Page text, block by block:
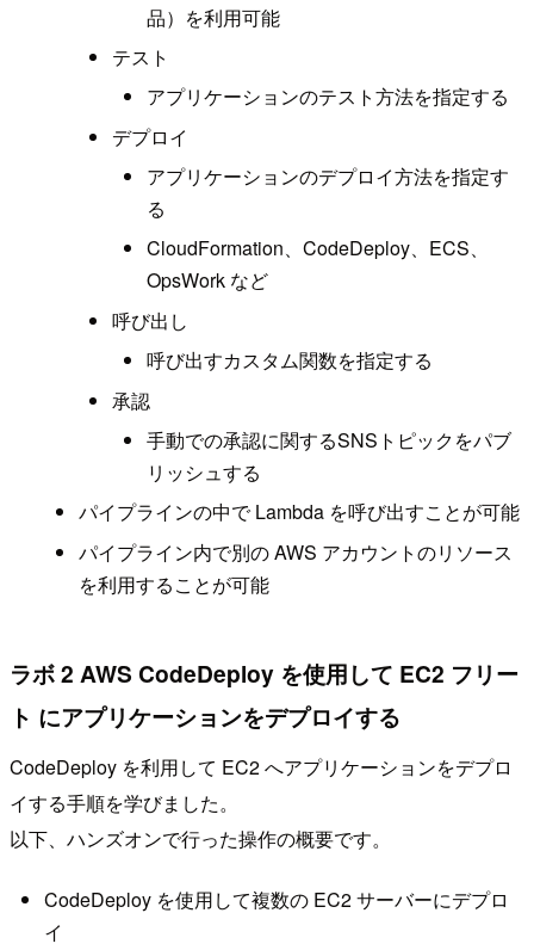
品）を利用可能
テスト
アプリケーションのテスト方法を指定する
デプロイ
アプリケーションのデプロイ方法を指定す
る
CloudFormation、CodeDeploy、ECS、
OpsWork など
呼び出し
呼び出すカスタム関数を指定する
承認
手動での承認に関するSNSトピックをパブ
リッシュする
パイプラインの中で Lambda を呼び出すことが可能
パイプライン内で別の AWS アカウントのリソース
を利用することが可能
ラボ 2 AWS CodeDeploy を使用して EC2 フリー
ト にアプリケーションをデプロイする
CodeDeploy を利用して EC2 へアプリケーションをデプロ
イする手順を学びました。
以下、ハンズオンで行った操作の概要です。
CodeDeploy を使用して複数の EC2 サーバーにデプロ
イ